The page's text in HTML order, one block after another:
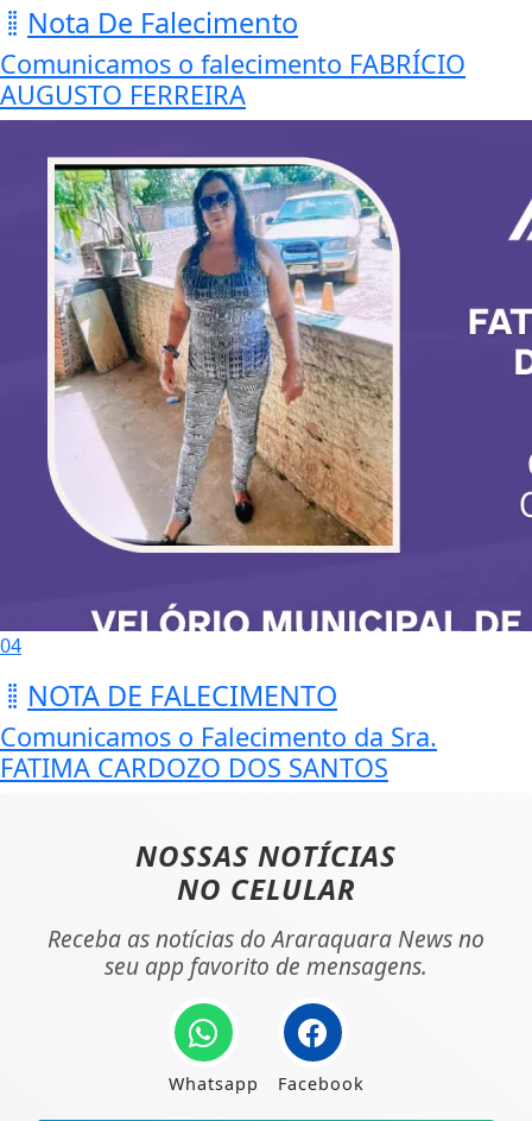
Nota De Falecimento
Comunicamos o falecimento FABRÍCIO
AUGUSTO FERREIRA
04
NOTA DE FALECIMENTO
Comunicamos o Falecimento da Sra.
FATIMA CARDOZO DOS SANTOS
NOSSAS NOTÍCIAS
NO CELULAR
Receba as notícias do Araraquara News no
seu app favorito de mensagens.
Whatsapp Facebook